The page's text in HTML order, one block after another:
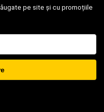
pe site și cu promoțiile